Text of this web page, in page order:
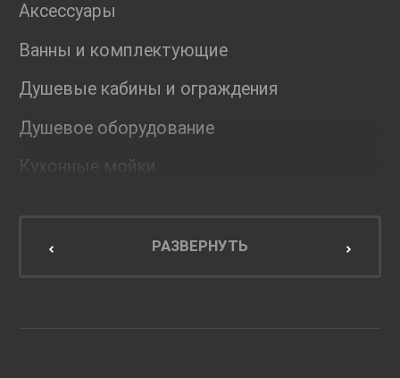
Аксессуары
Ванны и комплектующие
Душевые кабины и ограждения
Душевое оборудование
Кухонные мойки
Мебель для кухниРАЗВЕРНУТЬ